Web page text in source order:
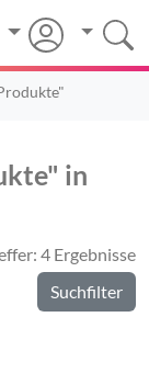
in
4 Ergebnisse
Suchfilter